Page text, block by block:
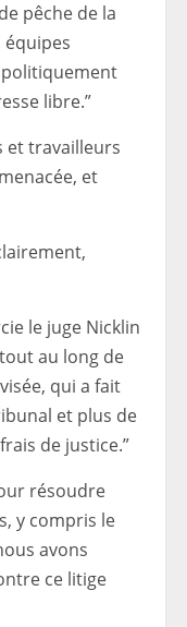
pêche de la
libre.”
et travailleurs
et
le juge Nicklin
au long de
qui a fait
et plus de
de justice.”
résoudre
y compris le
avons
ce litige